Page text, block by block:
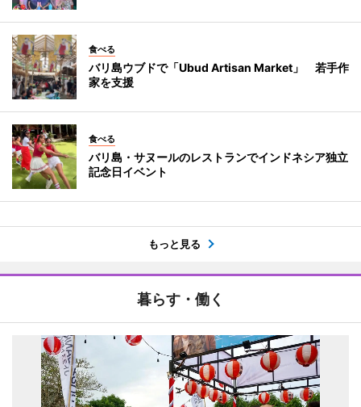
食べる
バリ島ウブドで「Ubud Artisan Market」 若手作
家を支援
食べる
バリ島・サヌールのレストランでインドネシア独立
記念日イベント
もっと見る
暮らす・働く